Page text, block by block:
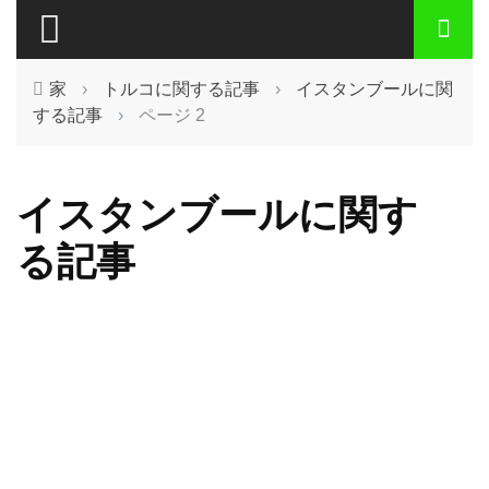
家 › トルコに関する記事 ›
イスタンブールに関
する記事
› ページ 2
イスタンブールに関す
る記事